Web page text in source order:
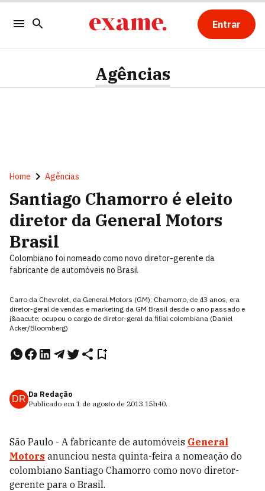
Entrar
Agências
Home Agências
Santiago Chamorro é eleito
diretor da General Motors
Brasil
Colombiano foi nomeado como novo diretor-gerente da
fabricante de automóveis no Brasil
Carro da Chevrolet, da General Motors (GM): Chamorro, de 43 anos, era
diretor-geral de vendas e marketing da GM Brasil desde o ano passado e
j&aacute; ocupou o cargo de diretor-geral da filial colombiana (Daniel
Acker/Bloomberg)
DR Da Redação
Publicado em 1 de agosto de 2013 15h40.
São Paulo - A fabricante de automóveis General
Motors anunciou nesta quinta-feira a nomeação do
colombiano Santiago Chamorro como novo diretor-
gerente para o Brasil.